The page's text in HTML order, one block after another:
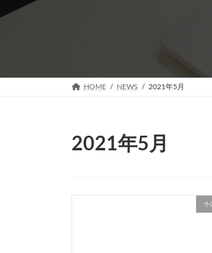
HOME NEWS 2021年5月
2021年5月
そ